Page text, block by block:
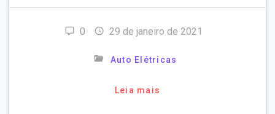
0 29 de janeiro de 2021
Auto Elétricas
Leia mais